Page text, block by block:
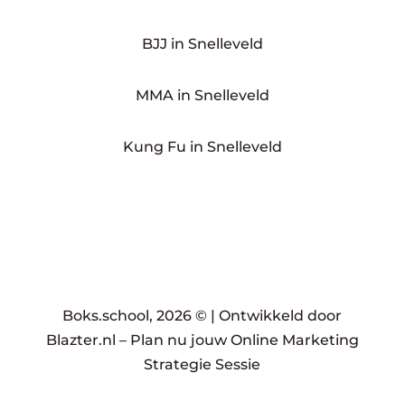
BJJ in Snelleveld
MMA in Snelleveld
Kung Fu in Snelleveld
Boks.school, 2026 © |Ontwikkeld door
Blazter.nl – Plan nu jouw Online Marketing
Strategie Sessie